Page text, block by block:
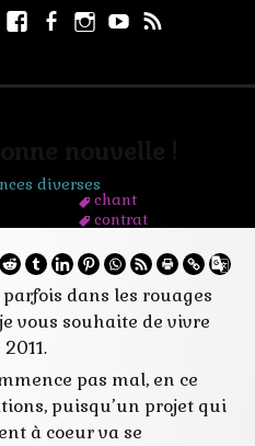
Facebook
Facebook
page
Instagram
Youtube
diverses
chant
contrat
édition
encre
Galeries
graphique
historique
polar
policier
publication
roman
dans les rouages
vous souhaite de vivre
pas mal, en ce
puisqu’un projet qui
à coeur va se